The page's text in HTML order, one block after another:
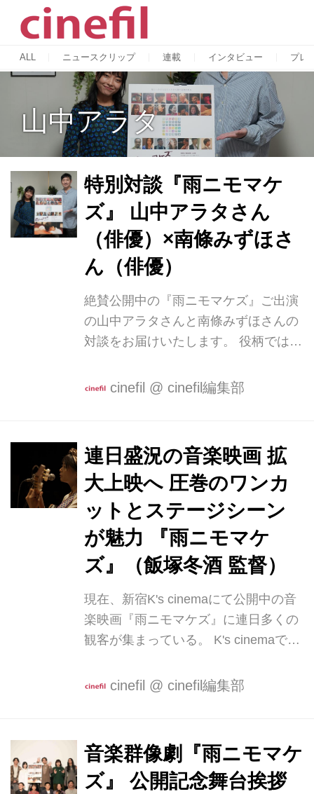
ALL ニュースクリップ 連載 インタビュー プレ
山中アラタ
特別対談『雨ニモマケ
ズ』 山中アラタさん
（俳優）×南條みずほさ
ん（俳優）
絶賛公開中の『雨ニモマケズ』ご出演
の山中アラタさんと南條みずほさんの
対談をお届けいたします。 役柄では、
人、どんなお話になるのか、お楽しみ
り・・・？映画を撮影してその後、映
画の舞台挨拶で一度ご一緒し
て・・・」 山中「そうですね。撮影が
一昨年の10月、その後劇場公開をして
舞台挨拶でご一緒してからなので。ま
あ長く上映続いていますよね」 南條
「有難いです」 山中「ちなみに、南條
出演されたのですか」 南條「話すとち
ょっと長くなるのですが・・・横浜に
FRIDAYとい...
cinefil @ cinefil編集部
連日盛況の音楽映画 拡
大上映へ 圧巻のワンカ
ットとステージシーン
が魅力 『雨ニモマケ
ズ』（飯塚冬酒 監督）
現在、新宿K's cinemaにて公開中の音
楽映画『雨ニモマケズ』に連日多くの
観客が集まっている。 K's cinemaでは
ユーロスペースの拡大上映のほか横
スペルを題材にした日本初の本格的な
ゴスペル音楽映画である。 一年前に亡
くなったゴスペル音楽家を偲んで開催
cinefil @ cinefil編集部
音楽群像劇『雨ニモマケ
ズ』 公開記念舞台挨拶